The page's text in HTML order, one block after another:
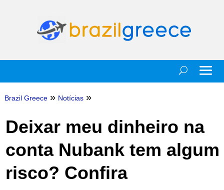
Brazil Greece » Notícias »
Deixar meu dinheiro na
conta Nubank tem algum
risco? Confira